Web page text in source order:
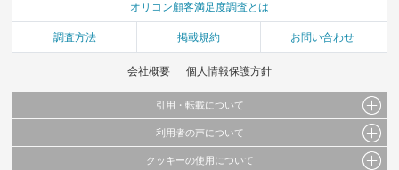
オリコン顧客満足度調査とは
調査方法 掲載規約 お問い合わせ
会社概要 個人情報保護方針
引用・転載について
当サイトで公開されている情報（文字、写真、イラスト、画像データ等）及びこれらの配
これらの情報を権利者の許可なく無断転載・複製などの二次利用を行うことは固く禁じて
利用者の声について
当サイトに掲載している内容はすべてサービスの利用者が提出された見解・感想です。
クッキーの使用について